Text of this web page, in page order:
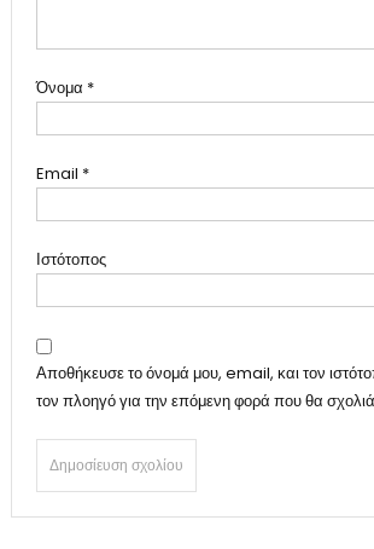
Όνομα *
Email *
Ιστότοπος
Αποθήκευσε το όνομά μου, email, και τον
τον πλοηγό για την επόμενη φορά που θα